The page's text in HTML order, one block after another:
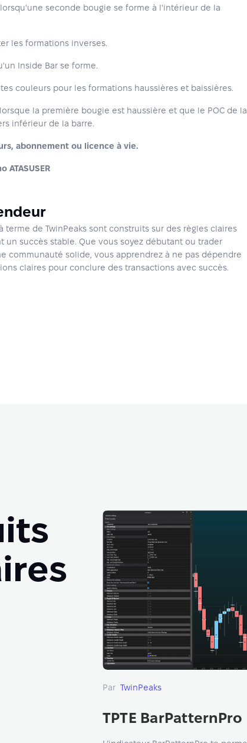
seconde bougie se forme à l'intérieur de la
les formations inverses.
Inside Bar se forme.
couleurs pour les formations haussières et baissières.
la première bougie est haussière et que le POC de la
inférieur de la barre.
abonnement ou licence à vie.
terme de TwinPeaks sont construits sur des règles claires
succès stable. Que vous soyez débutant ou trader
communauté solide, vous apprendrez à ne pas dépendre
claires pour conclure des transactions avec succès.
Par TwinPeaks
TPTE BarPatternPro